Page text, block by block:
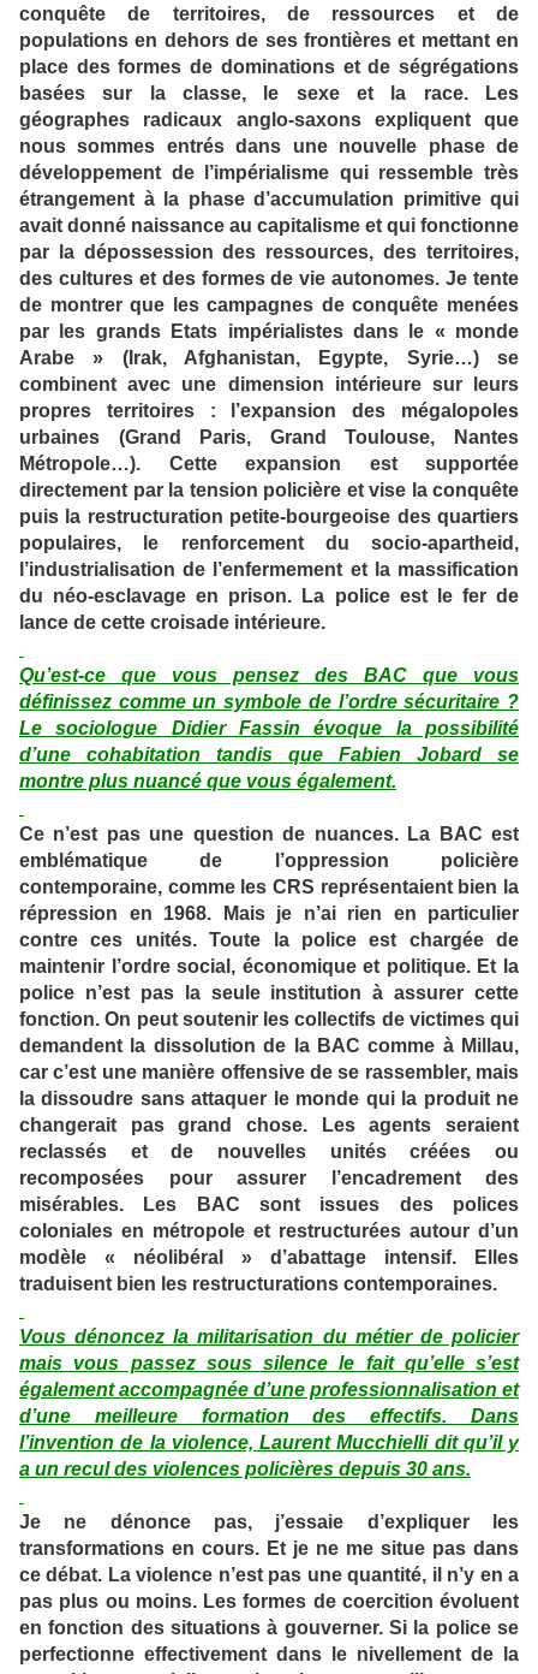
conquête de territoires, de ressources et de
populations en dehors de ses frontières et mettant en
place des formes de dominations et de ségrégations
basées sur la classe, le sexe et la race. Les
géographes radicaux anglo-saxons expliquent que
nous sommes entrés dans une nouvelle phase de
développement de l’impérialisme qui ressemble très
étrangement à la phase d’accumulation primitive qui
avait donné naissance au capitalisme et qui fonctionne
par la dépossession des ressources, des territoires,
des cultures et des formes de vie autonomes. Je tente
de montrer que les campagnes de conquête menées
par les grands Etats impérialistes dans le « monde
Arabe » (Irak, Afghanistan, Egypte, Syrie…) se
combinent avec une dimension intérieure sur leurs
propres territoires : l’expansion des mégalopoles
urbaines (Grand Paris, Grand Toulouse, Nantes
Métropole…). Cette expansion est supportée
directement par la tension policière et vise la conquête
puis la restructuration petite-bourgeoise des quartiers
populaires, le renforcement du socio-apartheid,
l’industrialisation de l’enfermement et la massification
du néo-esclavage en prison. La police est le fer de
lance de cette croisade intérieure.
Qu’est-ce que vous pensez des BAC que vous
définissez comme un symbole de l’ordre sécuritaire ?
Le sociologue Didier Fassin évoque la possibilité
d’une cohabitation tandis que Fabien Jobard se
montre plus nuancé que vous également.
Ce n’est pas une question de nuances. La BAC est
emblématique de l’oppression policière
contemporaine, comme les CRS représentaient bien la
répression en 1968. Mais je n’ai rien en particulier
contre ces unités. Toute la police est chargée de
maintenir l’ordre social, économique et politique. Et la
police n’est pas la seule institution à assurer cette
fonction. On peut soutenir les collectifs de victimes qui
demandent la dissolution de la BAC comme à Millau,
car c’est une manière offensive de se rassembler, mais
la dissoudre sans attaquer le monde qui la produit ne
changerait pas grand chose. Les agents seraient
reclassés et de nouvelles unités créées ou
recomposées pour assurer l’encadrement des
misérables. Les BAC sont issues des polices
coloniales en métropole et restructurées autour d’un
modèle « néolibéral » d’abattage intensif. Elles
traduisent bien les restructurations contemporaines.
Vous dénoncez la militarisation du métier de policier
mais vous passez sous silence le fait qu’elle s’est
également accompagnée d’une professionnalisation et
d’une meilleure formation des effectifs. Dans
l’invention de la violence, Laurent Mucchielli dit qu’il y
a un recul des violences policières depuis 30 ans.
Je ne dénonce pas, j’essaie d’expliquer les
transformations en cours. Et je ne me situe pas dans
ce débat. La violence n’est pas une quantité, il n’y en a
pas plus ou moins. Les formes de coercition évoluent
en fonction des situations à gouverner. Si la police se
perfectionne effectivement dans le nivellement de la